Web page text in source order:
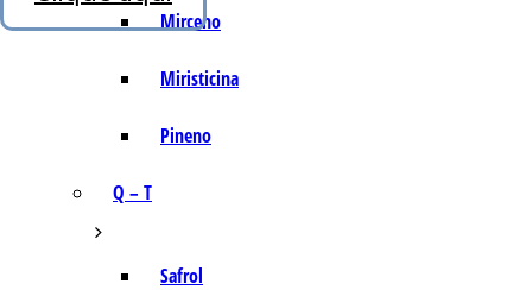
Mirceno
Miristicina
Pineno
Q – T
Safrol